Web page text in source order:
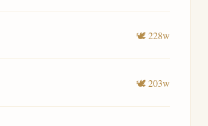
🕊️ 228w
🕊️ 203w